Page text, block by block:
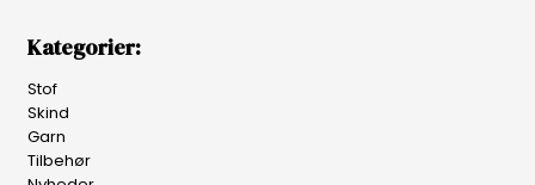
Kategorier:
Stof
Skind
Garn
Tilbehør